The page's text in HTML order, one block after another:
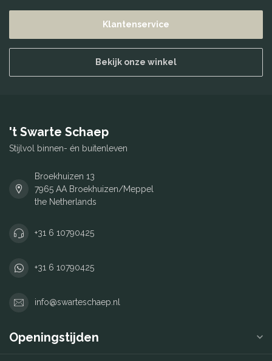
Klantenservice
Bekijk onze winkel
't Swarte Schaep
Stijlvol binnen- én buitenleven
Broekhuizen 13
7965 AA Broekhuizen/Meppel
the Netherlands
+31 6 10790425
+31 6 10790425
info@swarteschaep.nl
Openingstijden